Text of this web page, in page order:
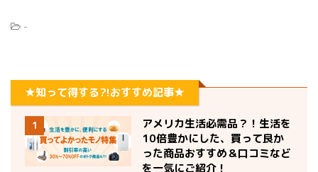
-
★知って得する?!おすすめ記事★
1
アメリカ生活必需品？！生活を
10倍豊かにした、買って良か
った商品おすすめ＆口コミなど
を一気にご紹介！